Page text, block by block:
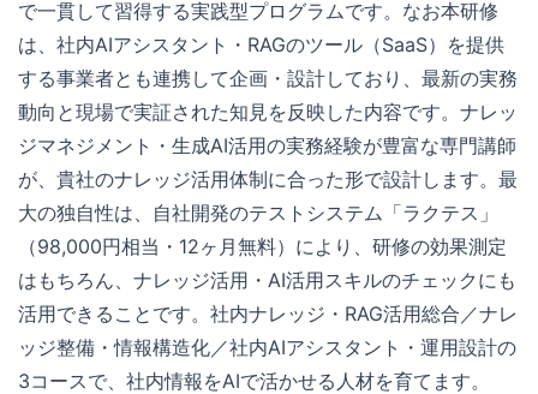
で一貫して習得する実践型プログラムです。なお本研修
は、社内AIアシスタント・RAGのツール（SaaS）を提供
する事業者とも連携して企画・設計しており、最新の実務
動向と現場で実証された知見を反映した内容です。ナレッ
ジマネジメント・生成AI活用の実務経験が豊富な専門講師
が、貴社のナレッジ活用体制に合った形で設計します。最
大の独自性は、自社開発のテストシステム「ラクテス」
（98,000円相当・12ヶ月無料）により、研修の効果測定
はもちろん、ナレッジ活用・AI活用スキルのチェックにも
活用できることです。社内ナレッジ・RAG活用総合／ナレ
ッジ整備・情報構造化／社内AIアシスタント・運用設計の
3コースで、社内情報をAIで活かせる人材を育てます。